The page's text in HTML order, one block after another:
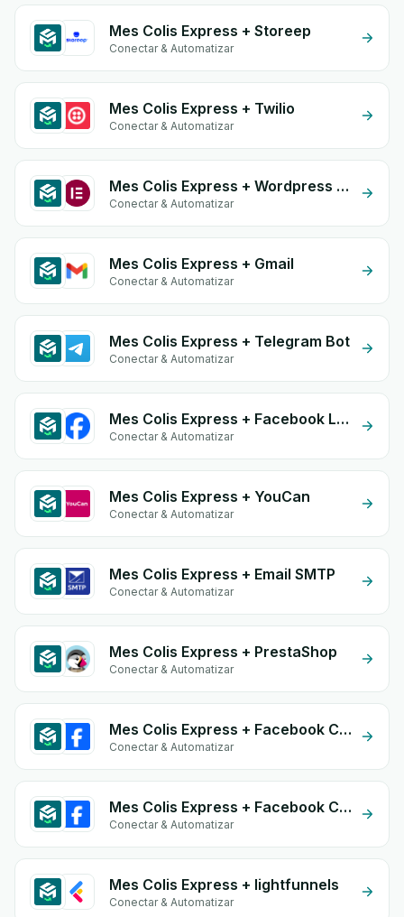
Mes Colis Express + Storeep
Conectar & Automatizar
Mes Colis Express + Twilio
Conectar & Automatizar
Mes Colis Express + Wordpress Elementor
Conectar & Automatizar
Mes Colis Express + Gmail
Conectar & Automatizar
Mes Colis Express + Telegram Bot
Conectar & Automatizar
Mes Colis Express + Facebook Leads
Conectar & Automatizar
Mes Colis Express + YouCan
Conectar & Automatizar
Mes Colis Express + Email SMTP
Conectar & Automatizar
Mes Colis Express + PrestaShop
Conectar & Automatizar
Mes Colis Express + Facebook Commerce
Conectar & Automatizar
Mes Colis Express + Facebook Comments
Conectar & Automatizar
Mes Colis Express + lightfunnels
Conectar & Automatizar